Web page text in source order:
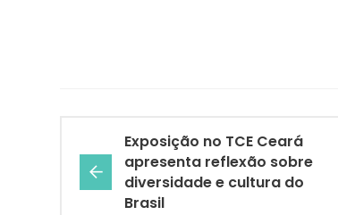
Exposição no TCE Ceará
apresenta reflexão sobre
diversidade e cultura do
Brasil